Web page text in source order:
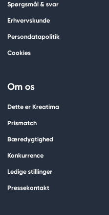
Spørgsmål & svar
Erhvervskunde
Persondatapolitik
Cookies
Om os
Dette er Kreatima
Prismatch
Bæredygtighed
Konkurrence
Ledige stillinger
Pressekontakt